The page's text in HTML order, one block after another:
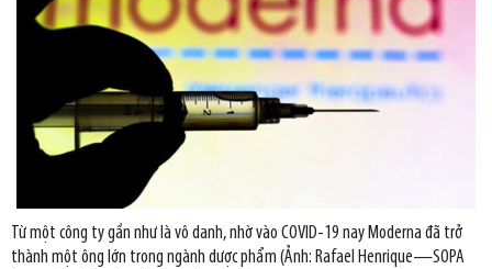
Từ một công ty gần như là vô danh, nhờ vào COVID-19 nay Moderna đã trở
thành một ông lớn trong ngành dược phẩm (Ảnh: Rafael Henrique—SOPA